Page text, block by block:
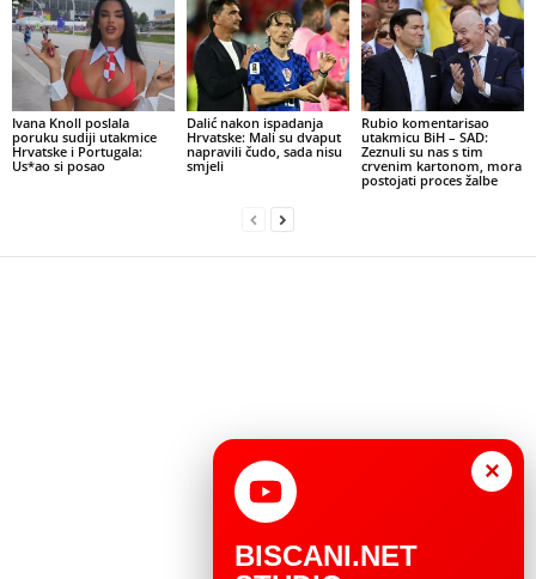
Ivana Knoll poslala
poruku sudiji utakmice
Hrvatske i Portugala:
Us*ao si posao
Dalić nakon ispadanja
Hrvatske: Mali su dvaput
napravili čudo, sada nisu
smjeli
Rubio komentarisao
utakmicu BiH – SAD:
Zeznuli su nas s tim
crvenim kartonom, mora
postojati proces žalbe
×
BISCANI.NET